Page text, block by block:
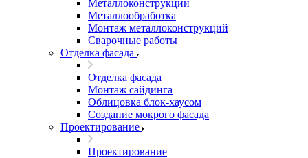
Металлоконструкции
Металлообработка
Монтаж металлоконструкций
Сварочные работы
Отделка фасада
Отделка фасада
Монтаж сайдинга
Облицовка блок-хаусом
Создание мокрого фасада
Проектирование
Проектирование